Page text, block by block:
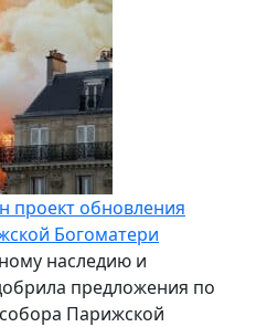
проект обновления
Богоматери
наследию и
предложения по
Парижской